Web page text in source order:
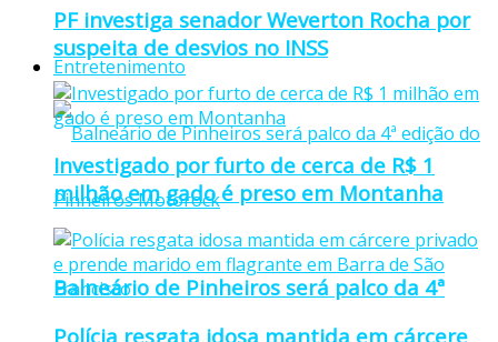
Entretenimento
Balneário de Pinheiros será palco da 4ª
PF investiga senador Weverton Rocha por
suspeita de desvios no INSS
Investigado por furto de cerca de R$ 1
milhão em gado é preso em Montanha
Polícia resgata idosa mantida em cárcere